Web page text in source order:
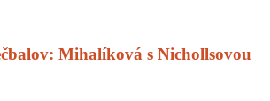
Mihalíková s Nichollsovou